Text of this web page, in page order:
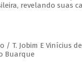
revelando suas
T. Jobim E Vinícius
Buarque